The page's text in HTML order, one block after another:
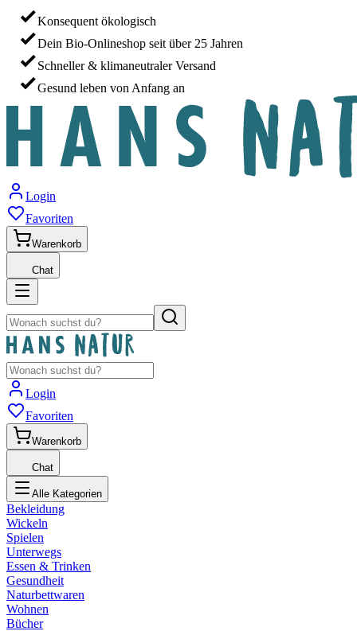
Konsequent ökologisch
Dein Bio-Onlineshop seit über 25 Jahren
Schneller & klimaneutraler Versand
Gesund leben von Anfang an
Login
Favoriten
Warenkorb
Chat
Login
Favoriten
Warenkorb
Chat
Alle Kategorien
Bekleidung
Wickeln
Spielen
Unterwegs
Essen & Trinken
Gesundheit
Naturbettwaren
Wohnen
Bücher